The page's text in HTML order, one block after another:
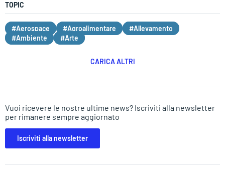
TOPIC
#Aerospace #Agroalimentare
#Allevamento
#Ambiente
#Arte
CARICA ALTRI
Vuoi ricevere le nostre ultime news? Iscriviti alla newsletter
per rimanere sempre aggiornato
Iscriviti alla newsletter